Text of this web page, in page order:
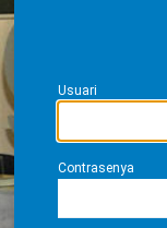
Usuari
Contrasenya